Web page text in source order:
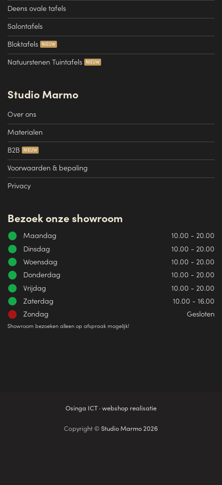
Deens ovale tafels
Salontafels
Bloktafels
Natuurstenen Tuintafels
Studio Marmo
Over ons
Materialen
B2B
Voorwaarden & bepaling
Privacy
Bezoek onze showroom
Maandag
10.00 - 20.00
Dinsdag
10.00 - 20.00
Woensdag
10.00 - 20.00
Donderdag
10.00 - 20.00
Vrijdag
10.00 - 20.00
Zaterdag
10.00 - 16.00
Zondag
Gesloten
Showroom bezoeken alleen op afspraak mogelijk!
Osinga ICT · webshop realisatie
Copyright © Studio Marmo 2026